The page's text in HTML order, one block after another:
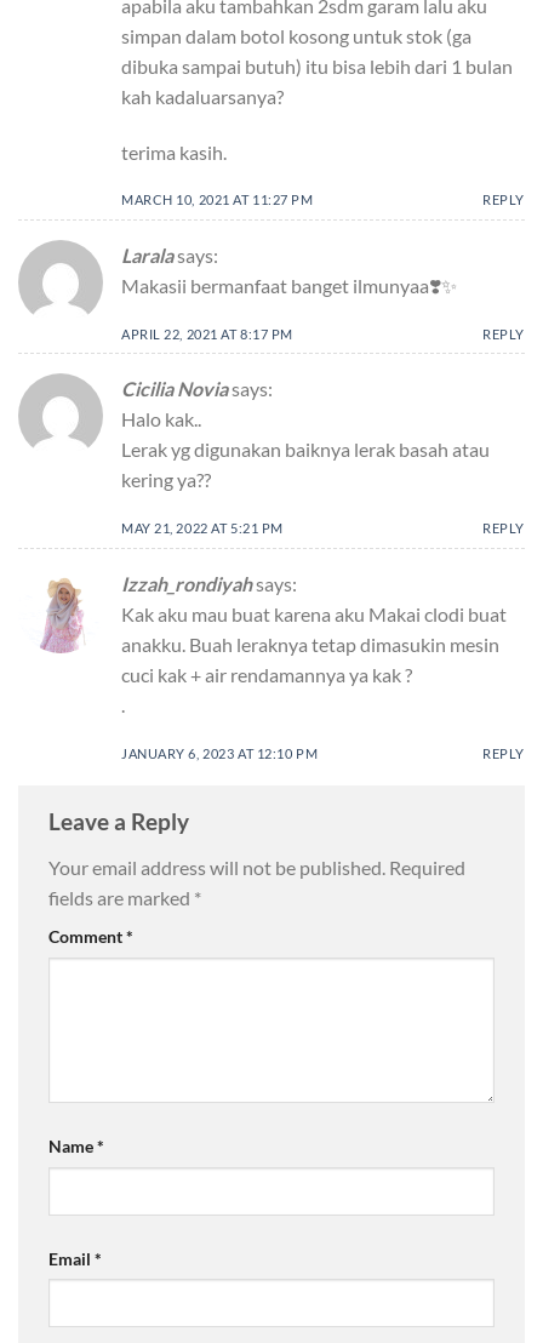
apabila aku tambahkan 2sdm garam lalu aku
simpan dalam botol kosong untuk stok (ga
dibuka sampai butuh) itu bisa lebih dari 1 bulan
kah kadaluarsanya?
terima kasih.
MARCH 10, 2021 AT 11:27 PM REPLY
Laralasays:
Makasii bermanfaat banget ilmunyaa❣️✨
APRIL 22, 2021 AT 8:17 PM REPLY
Cicilia Noviasays:
Halo kak..
Lerak yg digunakan baiknya lerak basah atau
kering ya??
MAY 21, 2022 AT 5:21 PM REPLY
Izzah_rondiyahsays:
Kak aku mau buat karena aku Makai clodi buat
anakku. Buah leraknya tetap dimasukin mesin
cuci kak + air rendamannya ya kak ?
.
JANUARY 6, 2023 AT 12:10 PM REPLY
Leave a Reply
Your email address will not be published. Required
fields are marked *
Comment*
Name*
Email *